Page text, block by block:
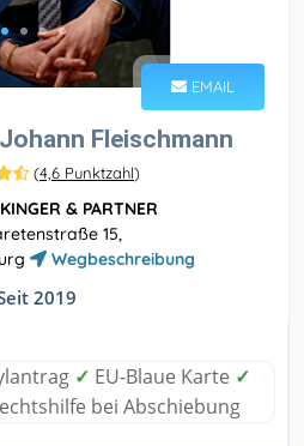
EMAIL
Fleischmann
(4,6 Punktzahl)
& PARTNER
15,
Wegbeschreibung
2019
✓ EU-Blaue Karte ✓
bei Abschiebung